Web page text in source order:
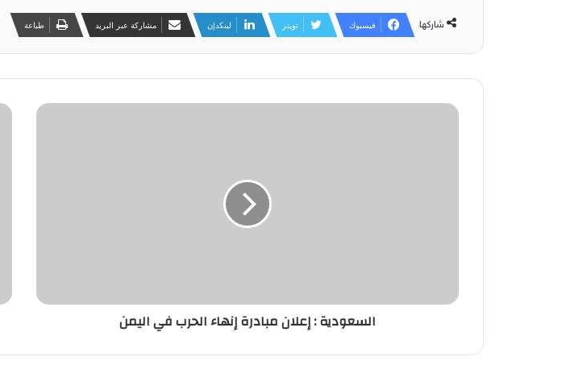
شاركها فيسبوك تويتر لينكدإن مشاركة عبر البريد طباعة
السعودية : إعلان مبادرة إنهاء الحرب في اليمن